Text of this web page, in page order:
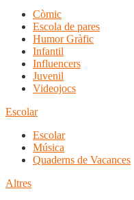
Còmic
Escola de pares
Humor Gràfic
Infantil
Influencers
Juvenil
Videojocs
Escolar
Escolar
Música
Quaderns de Vacances
Altres